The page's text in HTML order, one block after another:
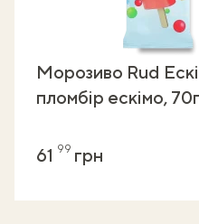
Морозиво Rud
пломбір ескімо, 70г
61 99 грн